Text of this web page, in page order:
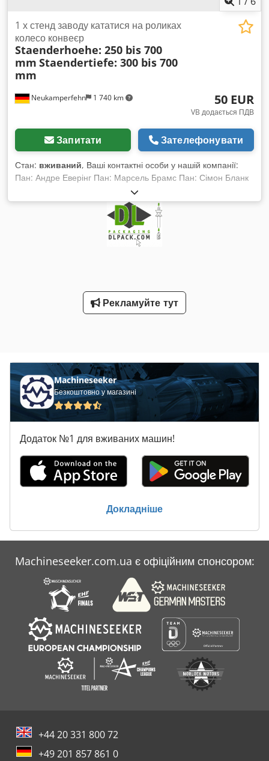
Neukamperfehn 1 740 km
1 х стенд заводу кататися на роликах
колесо конвеєр
Staenderhoehe: 250 bis 700
mm Staendertiefe: 300 bis 700
mm
50 EUR
VB додається ПДВ
Запитати Зателефонувати
Стан: вживаний, Ваші контактні особи у нашій компанії:
Пан: Андре Еверінг Пан: Марсель Брамс Пан: Сімон Бланк
Ми пропонуємо вам тут вживану стійкову конструкцію для
роликових конвеєрів на продаж. При оформленні
замовлення, будь ласка, вкажіть необхідну висоту та
глибину стійок! У комплект постачання входить: 01x
Стійкова конструкція, вживана Колір матеріалу: повністю
глибини можуть бути виготовлені під замовлення. Наші
послуги включають: (ціни за запитом) - Монтаж, збирання
Будь ласка, ознайомтесь з нашими загальними умовами
Доставка нашим власним автопарком (без розвантаження)
Вартість доставки уточнюйте окремо!
Рекламуйте тут
Machineseeker
Безкоштовно у магазині
Додаток №1 для вживаних машин!
Докладніше
Machineseeker.com.ua є офіційним спонсором:
+44 20 331 800 72
+49 201 857 861 0